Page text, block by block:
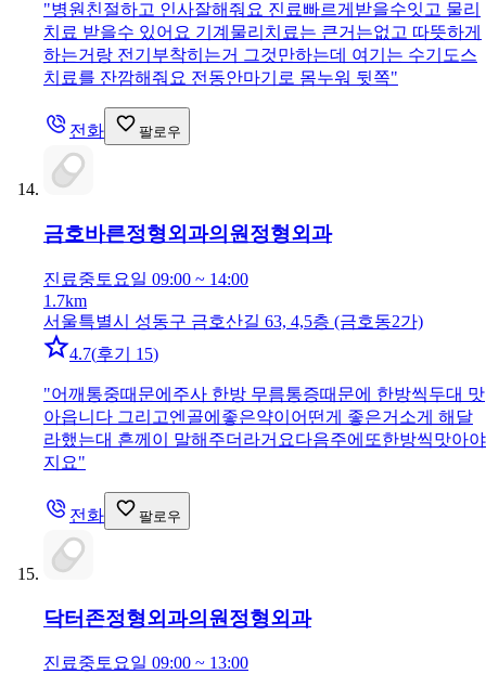
"병원친절하고 인사잘해줘요 진료빠르게받을수잇고 물리
치료 받을수 있어요 기계물리치료는 큰거는없고 따뜻하게
하는거랑 전기부착히는거 그것만하는데 여기는 수기도스
치료를 잔깜해줘요 전동안마기로 몸누워 뒷쪽"
전화 팔로우
금호바른정형외과의원 정형외과
진료중 토요일 09:00 ~ 14:00
1.7km
서울특별시 성동구 금호산길 63, 4,5층 (금호동2가)
4.7(후기 15)
"어깨통중때문에주사 한방 무름통증때문에 한방씩두대 맛
아읍니다 그리고엔골에좋은약이어떤게 좋은거소게 해달
라했는대 흔께이 말해주더라거요다음주에또한방씩맛아야
지요"
전화 팔로우
닥터존정형외과의원 정형외과
진료중 토요일 09:00 ~ 13:00